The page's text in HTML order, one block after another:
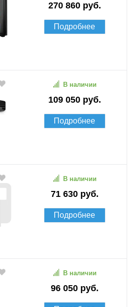
270 860 руб.
Подробнее
109 050 руб.
В наличии
Подробнее
71 630 руб.
В наличии
Подробнее
96 050 руб.
В наличии